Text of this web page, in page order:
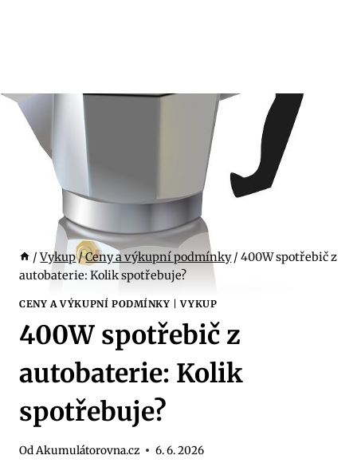
/ Vykup/Ceny a výkupní podmínky/ 400W spotřebič z
autobaterie: Kolik spotřebuje?
CENY A VÝKUPNÍ PODMÍNKY |VYKUP
400W spotřebič z
autobaterie: Kolik
spotřebuje?
OdAkumulátorovna.cz 6. 6. 2026